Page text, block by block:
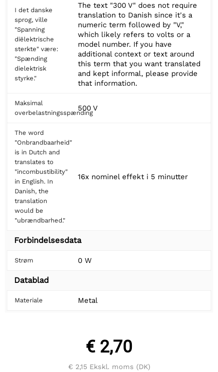
I det danske
sprog, ville
"Spanning
diëlektrische
sterkte" være:
"Spænding
dielektrisk
styrke."
The text "300 V" does not require
translation to Danish since it's a
numeric term followed by "V,"
which likely refers to volts or a
model number. If you have
additional context or text around
this term that you want translated
and kept informal, please provide
that information.
Maksimal
overbelastningsspænding
500 V
The word
"Onbrandbaarheid"
is in Dutch and
translates to
"incombustibility"
in English. In
Danish, the
translation
would be
"ubrændbarhed."
16x nominel effekt i 5 minutter
Forbindelsesdata
Strøm 0 W
Datablad
Materiale Metal
€ 2,70
€ 2,15Ekskl. moms (DK)